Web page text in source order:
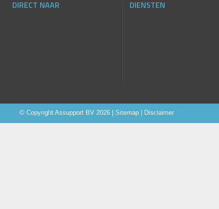
DIRECT NAAR DIENSTEN
© Copyright Assupport BV 2026 | Sitemap Disclaimer